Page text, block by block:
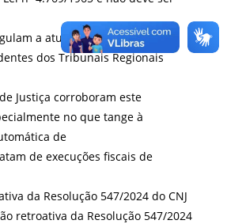
a atuação de outros entes
dos Tribunais Regionais
Justiça corroboram este
no que tange à
de
de execuções fiscais de
da Resolução 547/2024 do CNJ
retroativa da Resolução 547/2024